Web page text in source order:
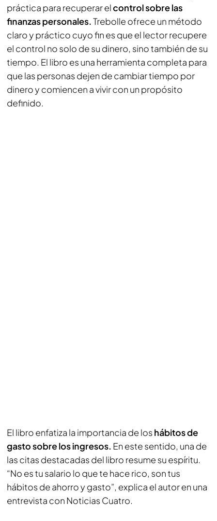
práctica para recuperar elcontrol sobre las
finanzas personales.Trebolle ofrece un método
claro y práctico cuyo fin es que el lector recupere
el control no solo de su dinero, sino también de su
tiempo. El libro es una herramienta completa para
que las personas dejen de cambiar tiempo por
dinero y comiencen a vivir con un propósito
definido.
El libro enfatiza la importancia de los hábitos de
gasto sobre los ingresos. En este sentido, una de
las citas destacadas del libro resume su espíritu.
“No es tu salario lo que te hace rico, son tus
hábitos de ahorro y gasto”, explica el autor en una
entrevista con Noticias Cuatro.